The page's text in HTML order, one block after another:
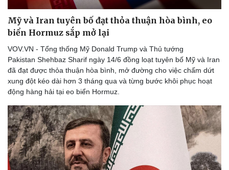
Mỹ và Iran tuyên bố đạt thỏa thuận hòa bình, eo
biển Hormuz sắp mở lại
VOV.VN - Tổng thống Mỹ Donald Trump và Thủ tướng
Pakistan Shehbaz Sharif ngày 14/6 đồng loạt tuyên bố Mỹ và Iran
đã đạt được thỏa thuận hòa bình, mở đường cho việc chấm dứt
xung đột kéo dài hơn 3 tháng qua và từng bước khôi phục hoạt
động hàng hải tại eo biển Hormuz.